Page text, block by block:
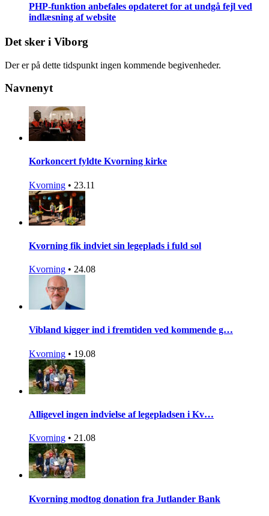
PHP-funktion anbefales opdateret for at undgå fejl ved
indlæsning af website
Det sker i Viborg
Der er på dette tidspunkt ingen kommende begivenheder.
Navnenyt
Korkoncert fyldte Kvorning kirke
Kvorning • 23.11
Kvorning fik indviet sin legeplads i fuld sol
Kvorning • 24.08
Vibland kigger ind i fremtiden ved kommende g…
Kvorning • 19.08
Alligevel ingen indvielse af legepladsen i Kv…
Kvorning • 21.08
Kvorning modtog donation fra Jutlander Bank